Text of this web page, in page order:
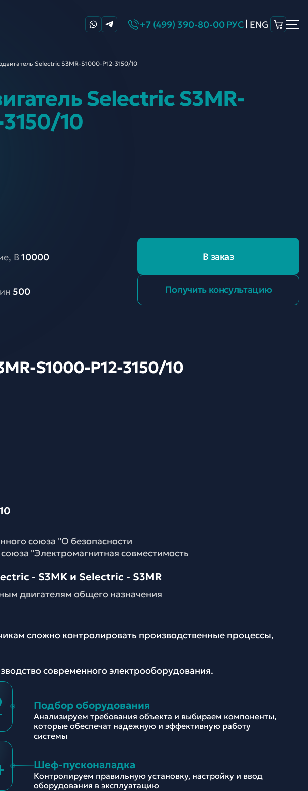
+7 (499) 390-80-00РУС ENG
Selectric S3MR-S1000-P12-3150/10
Selectric S3MR-
10
В10000
500
В заказ
Получить консультацию
S1000-P12-3150/10
союза "О безопасности
"Электромагнитная совместимость
- S3MK и Selectric - S3MR
двигателям общего назначения
сложно контролировать производственные процессы,
современного электрооборудования.
Подбор оборудования
Анализируем требования объекта и выбираем компоненты,
которые обеспечат надежную и эффективную работу
системы
Шеф-пусконаладка
Контролируем правильную установку, настройку и ввод
оборудования в эксплуатацию